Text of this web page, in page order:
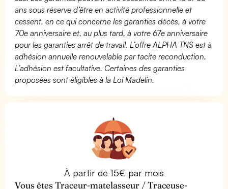
ans sous réserve d’être en activité professionnelle et
cessent, en ce qui concerne les garanties décès, à votre
70e anniversaire et, au plus tard, à votre 67e anniversaire
pour les garanties arrêt de travail. L’offre ALPHA TNS est à
adhésion annuelle renouvelable par tacite reconduction.
L’adhésion est facultative. Certaines des garanties
proposées sont éligibles à la Loi Madelin.
À partir de 15€ par mois
Vous êtes Traceur-matelasseur / Traceuse-